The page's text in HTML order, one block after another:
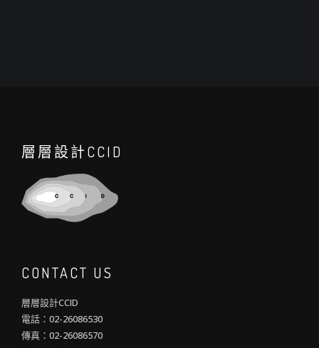
層層設計CCID
CONTACT US
層層設計CCID
電話：02-26086530
傳真：02-26086570